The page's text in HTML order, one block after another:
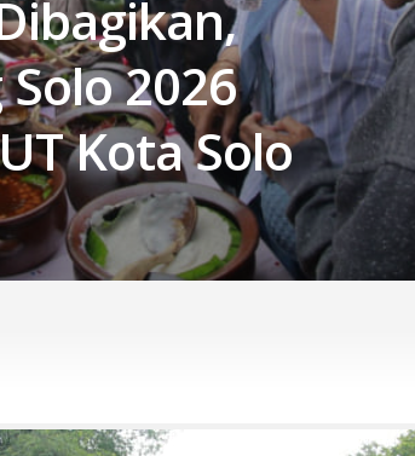
2026
Kota Solo